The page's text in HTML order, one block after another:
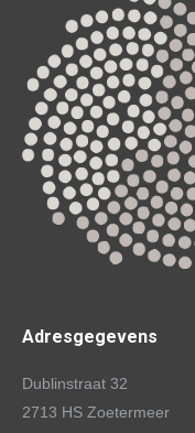
Adresgegevens
Dublinstraat 32
2713 HS Zoetermeer